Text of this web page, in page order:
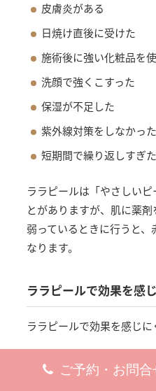
皮膚炎がある
日焼け直後に受けた
施術後に強い化粧品を
洗顔で強くこすった
保湿が不足した
紫外線対策をしなかった
短期間で繰り返しすぎた
ララピールは「やさしい
とがありますが、肌に薬
弱っているときに行うと
なります。
ララピールで効果を感
ララピールで効果を感じに